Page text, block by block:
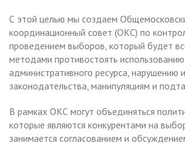
С этой целью мы создаем
координационный совет (ОКС) по
проведением выборов, который будет
методами противостоять использованию
административного ресурса, нарушению
законодательства, манипуляциям и
В рамках ОКС могут объединяться
которые являются конкурентами на
занимается согласованием и